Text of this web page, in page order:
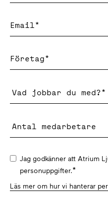
Jag godkänner att Atrium
personuppgifter.*
Läs mer om hur vi hanterar